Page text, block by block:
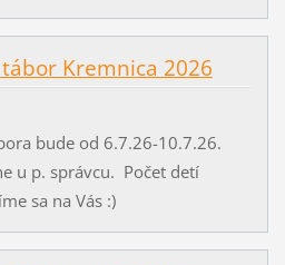
Kremnica 2026
bude od 6.7.26-10.7.26.
u p. správcu. Počet detí
sa na Vás :)